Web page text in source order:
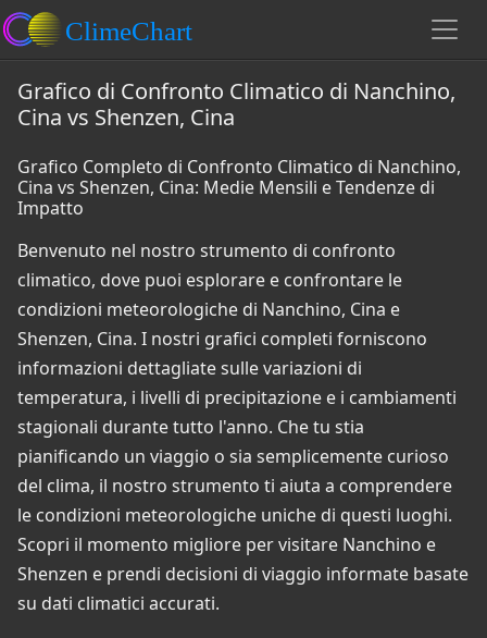
Grafico di Confronto Climatico di Nanchino,
Cina vs Shenzen, Cina
Grafico Completo di Confronto Climatico di Nanchino,
Cina vs Shenzen, Cina: Medie Mensili e Tendenze di
Impatto
Benvenuto nel nostro strumento di confronto
climatico, dove puoi esplorare e confrontare le
condizioni meteorologiche di Nanchino, Cina e
Shenzen, Cina. I nostri grafici completi forniscono
informazioni dettagliate sulle variazioni di
temperatura, i livelli di precipitazione e i cambiamenti
stagionali durante tutto l'anno. Che tu stia
pianificando un viaggio o sia semplicemente curioso
del clima, il nostro strumento ti aiuta a comprendere
le condizioni meteorologiche uniche di questi luoghi.
Scopri il momento migliore per visitare Nanchino e
Shenzen e prendi decisioni di viaggio informate basate
su dati climatici accurati.